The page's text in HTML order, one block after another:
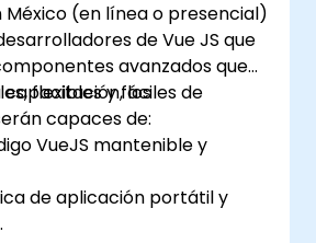
(en línea o presencial)
de Vue JS que
avanzados que
flexibles y fáciles de
capacitación, los
capaces de:
VueJS mantenible y
de aplicación portátil y